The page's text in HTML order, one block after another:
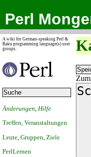
Perl
A wiki for German-speaking Perl &
Raku programming language(s) user
groups.
Änderungen Hilfe
Treffen, Veranstaltungen
Leute Gruppen Ziele
PerlLernen